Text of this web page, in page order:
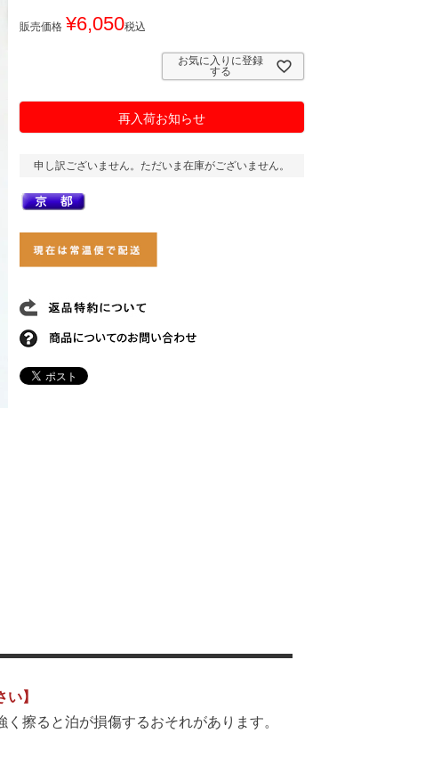
販売価格 ¥6,050税込
お気に入りに登録
する
再入荷お知らせ
申し訳ございません。ただいま在庫がございません。
】
擦ると泊が損傷するおそれがあります。